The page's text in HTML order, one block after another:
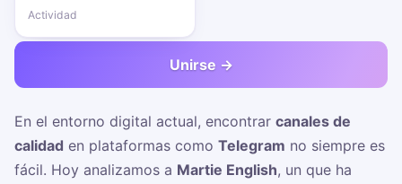
Actividad
Unirse →
En el entorno digital actual, encontrar canales de
calidad en plataformas como Telegram no siempre es
fácil. Hoy analizamos a Martie English, un que ha